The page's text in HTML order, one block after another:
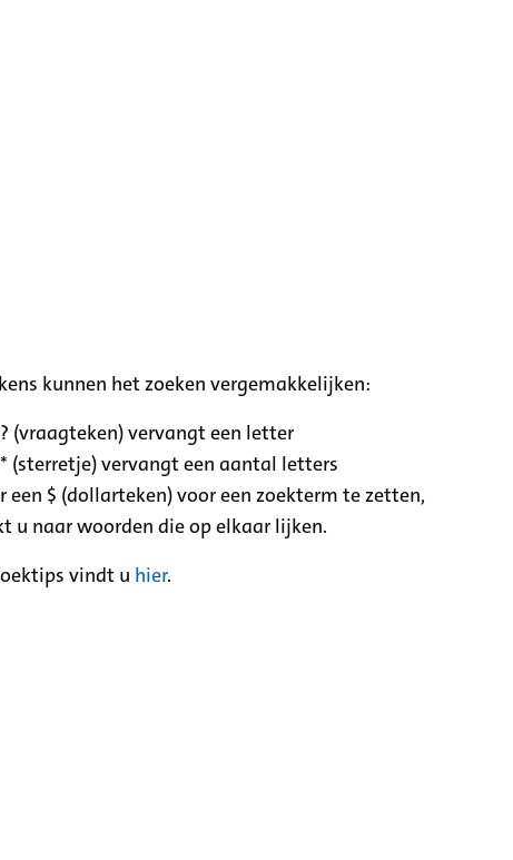
kunnen het zoeken vergemakkelijken:
(vraagteken) vervangt een letter
* (sterretje) vervangt een aantal letters
een $ (dollarteken) voor een zoekterm te zetten,
u naar woorden die op elkaar lijken.
vindt u hier.